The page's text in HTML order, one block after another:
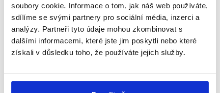
soubory cookie. Informace o tom, jak náš web používáte,
sdílíme se svými partnery pro sociální média, inzerci a
analýzy. Partneři tyto údaje mohou zkombinovat s
dalšími informacemi, které jste jim poskytli nebo které
získali v důsledku toho, že používáte jejich služby.
Nenechte si ujít nejnovější události
z Demagog.cz. Sdílením našich
příspěvků přátelům podpoříte naši
práci.